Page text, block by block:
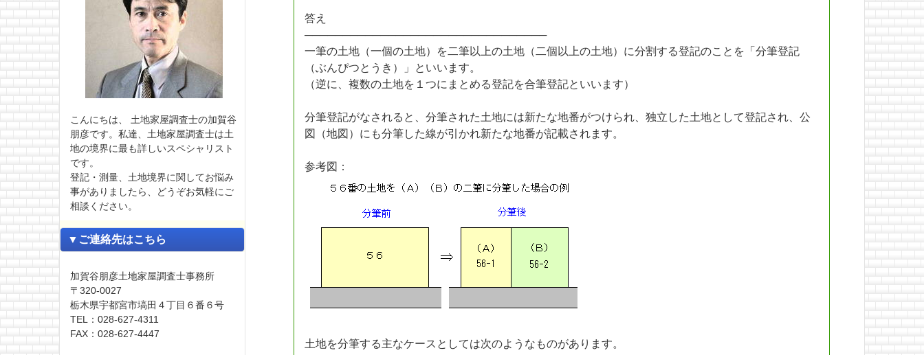
こんにちは、 土地家屋調査士の加賀谷
朋彦です。私達、土地家屋調査士は土
地の境界に最も詳しいスペシャリスト
です。
登記・測量、土地境界に関してお悩み
事がありましたら、どうぞお気軽にご
相談ください。
▼ご連絡先はこちら
加賀谷朋彦土地家屋調査士事務所
〒320-0027
栃木県宇都宮市塙田４丁目６番６号
TEL：028-627-4311
FAX：028-627-4447
答え
────────────────────────────────
一筆の土地（一個の土地）を二筆以上の土地（二個以上の土地）に分割する登記のことを「分筆登記
（ぶんぴつとうき）」といいます。
（逆に、複数の土地を１つにまとめる登記を合筆登記といいます）
分筆登記がなされると、分筆された土地には新たな地番がつけられ、独立した土地として登記され、公
図（地図）にも分筆した線が引かれ新たな地番が記載されます。
参考図：
土地を分筆する主なケースとしては次のようなものがあります。